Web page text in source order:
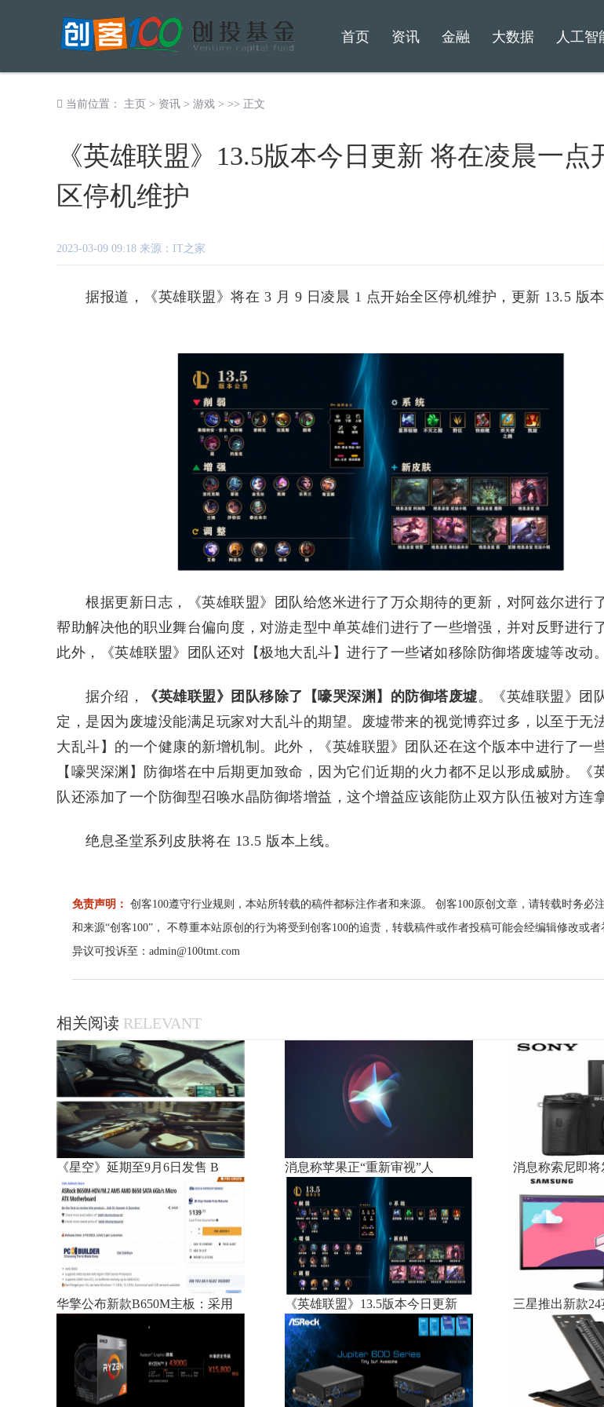
首页 资讯 金融 大数据 人工智
当前位置： 主页 > 资讯 > 游戏 > >> 正文
《英雄联盟》13.5版本今日更新 将在凌晨一点
区停机维护
2023-03-09 09:18 来源：IT之家
据报道，《英雄联盟》将在 3 月 9 日凌晨 1 点开始全区停机维护，更新 13.5 版本
根据更新日志，《英雄联盟》团队给悠米进行了万众期待的更新，对阿兹尔进行
帮助解决他的职业舞台偏向度，对游走型中单英雄们进行了一些增强，并对反野进行
此外，《英雄联盟》团队还对【极地大乱斗】进行了一些诸如移除防御塔废墟等改动。
据介绍， 《英雄联盟》团队移除了【嚎哭深渊】的防御塔废墟。《英雄联盟》团
定，是因为废墟没能满足玩家对大乱斗的期望。废墟带来的视觉博弈过多，以至于无
大乱斗】的一个健康的新增机制。此外，《英雄联盟》团队还在这个版本中进行了一
【嚎哭深渊】防御塔在中后期更加致命，因为它们近期的火力都不足以形成威胁。《
队还添加了一个防御型召唤水晶防御塔增益，这个增益应该能防止双方队伍被对方连
绝息圣堂系列皮肤将在 13.5 版本上线。
免责声明： 创客100遵守行业规则，本站所转载的稿件都标注作者和来源。 创客100原创文章，请转载时务必
和来源“创客100”， 不尊重本站原创的行为将受到创客100的追责，转载稿件或作者投稿可能会经编辑修改或
异议可投诉至：admin@100tmt.com
相关阅读 RELEVANT
《星空》延期至9月6日发售 B 消息称苹果正“重新审视”人 消息称索尼即将
华擎公布新款B650M主板：采用 《英雄联盟》13.5版本今日更新 三星推出新款